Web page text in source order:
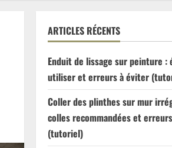
ARTICLES RÉCENTS
Enduit de lissage sur peinture :
utiliser et erreurs à éviter
Coller des plinthes sur mur
colles recommandées et
(tutoriel)